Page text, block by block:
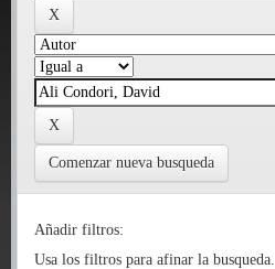
Comenzar nueva busqueda
Añadir filtros:
Usa los filtros para afinar la busqueda.